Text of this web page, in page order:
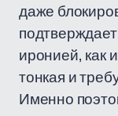
даже
иронией, как
тонкая и
Именно